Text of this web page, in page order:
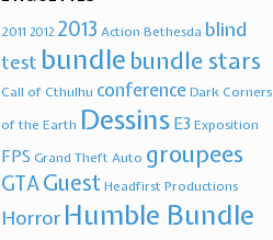
2011 2012 2013 Action Bethesda blind
test bundle bundle stars
Call of Cthulhu conferenceDark Corners
of the Earth Dessins E3 Exposition
FPS Grand Theft Auto groupees
GTAGuest Headfirst Productions
Horror Humble Bundle